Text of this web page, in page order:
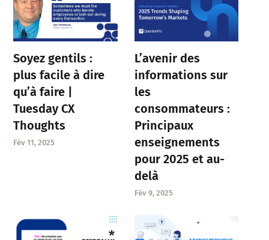
Soyez gentils :
plus facile à dire
qu’à faire |
Tuesday CX
Thoughts
Fév 11, 2025
L’avenir des
informations sur
les
consommateurs :
Principaux
enseignements
pour 2025 et au-
delà
Fév 9, 2025